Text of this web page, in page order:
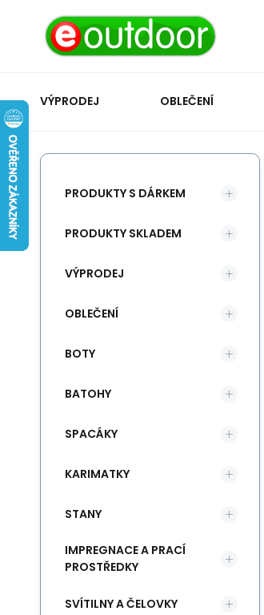
VÝPRODEJ OBLEČENÍ
PRODUKTY S DÁRKEM
PRODUKTY SKLADEM
VÝPRODEJ
OBLEČENÍ
BOTY
BATOHY
SPACÁKY
KARIMATKY
STANY
IMPREGNACE A PRACÍ
PROSTŘEDKY
SVÍTILNY A ČELOVKY